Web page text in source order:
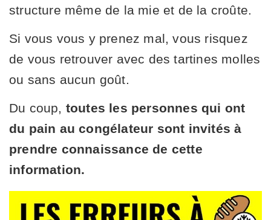
structure même de la mie et de la croûte.
Si vous vous y prenez mal, vous risquez
de vous retrouver avec des tartines molles
ou sans aucun goût.
Du coup, toutes les personnes qui ont
du pain au congélateur sont invités à
prendre connaissance de cette
information.